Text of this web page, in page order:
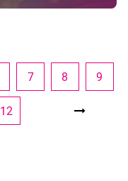
7 8 9
12